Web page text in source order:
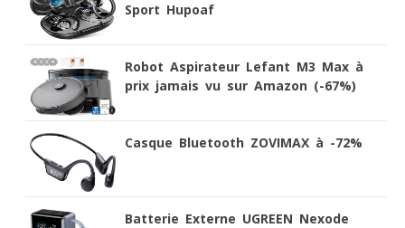
Sport Hupoaf
Robot Aspirateur Lefant M3 Max à
prix jamais vu sur Amazon (-67%)
Casque Bluetooth ZOVIMAX à -72%
Batterie Externe UGREEN Nexode